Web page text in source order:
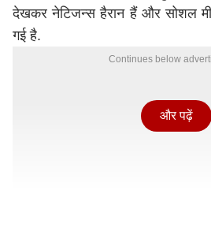
देखकर नेटिजन्स हैरान हैं और सोशल
गई है.
Continues below
और पढ़ें